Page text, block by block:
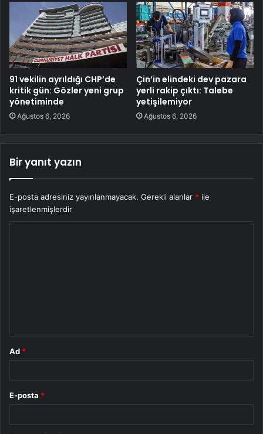
91 vekilin ayrıldığı CHP’de
kritik gün: Gözler yeni grup
yönetiminde
Ağustos 6, 2026
Çin’in elindeki dev pazara
yerli rakip çıktı: Talebe
yetişilemiyor
Ağustos 6, 2026
Bir yanıt yazın
E-posta adresiniz yayınlanmayacak. Gerekli alanlar * ile
işaretlenmişlerdir
Ad *
E-posta *